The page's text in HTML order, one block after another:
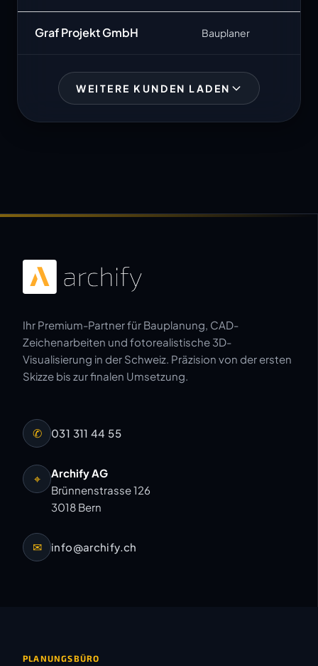
Graf Projekt GmbH Bauplaner
WEITERE KUNDEN LADEN
Ihr Premium-Partner für Bauplanung, CAD-
Zeichenarbeiten und fotorealistische 3D-
Visualisierung in der Schweiz. Präzision von der ersten
Skizze bis zur finalen Umsetzung.
✆ 031 311 44 55
⌖
Archify AG
Brünnenstrasse 126
3018 Bern
✉ info@archify.ch
PLANUNGSBÜRO